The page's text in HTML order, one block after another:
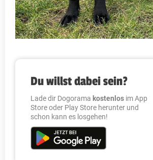
Du willst dabei sein?
Lade dir Dogorama kostenlos im App
Store oder Play Store herunter und
schon kann es losgehen!